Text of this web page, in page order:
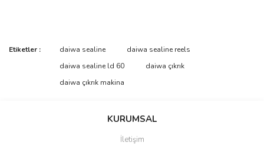
Bu ürüne ilk yorumu siz yapın!
Bu ürünün fiyat bilgisi, resim, ürün açıklamalarında ve diğer
tarafımıza iletebilirsiniz.
Görüş ve önerileriniz için teşekkür ederiz.
Ürün bilgilerinde hatalar bulunuyor.
Etiketler : daiwa sealine
daiwa sealine reels
daiwa sealine ld 60
daiwa çıkrık
daiwa çıkrık makina
KURUMSAL
İletişim